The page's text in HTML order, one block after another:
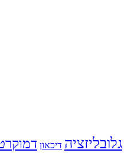
גלובליזציה דיכאון